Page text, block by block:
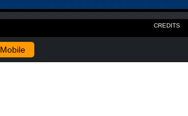
CREDITS
Mobile